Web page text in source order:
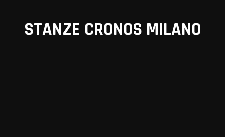
STANZE CRONOS MILANO